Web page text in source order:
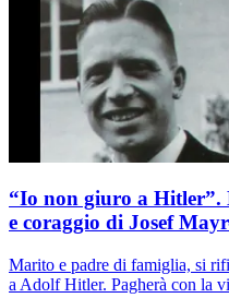
“Io non giuro a Hitler”.
e coraggio di Josef
Marito e padre di famiglia, si
a Adolf Hitler. Pagherà con la